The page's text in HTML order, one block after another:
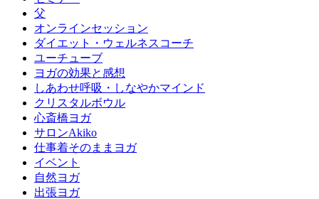
父
オンラインセッション
ダイエット・ウェルネスコーチ
ユーチューブ
ヨガの効果と感想
しあわせ呼吸・しなやかマインド
クリスタルボウル
心斎橋ヨガ
サロンAkiko
仕事着そのままヨガ
イベント
自然ヨガ
出張ヨガ